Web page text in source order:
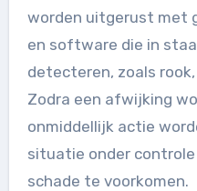
worden uitgerust met
en software die in
detecteren, zoals
Zodra een afwijking
onmiddellijk actie
situatie onder
schade te voorkomen.